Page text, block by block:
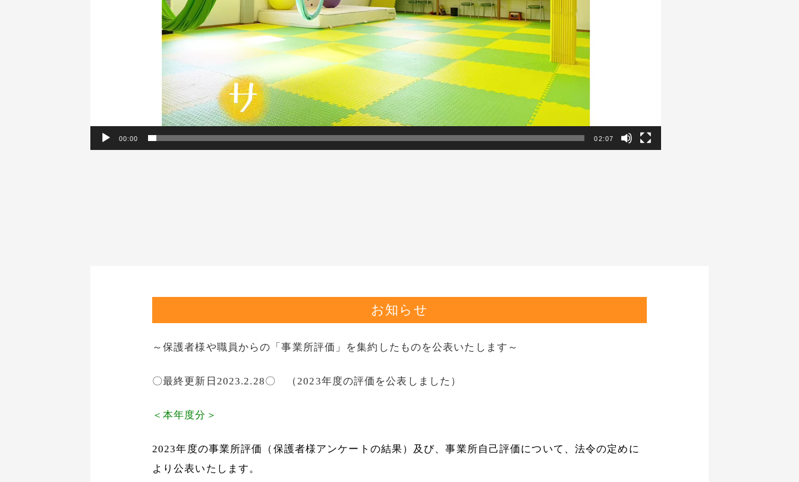
00:00 02:07
お知らせ
～保護者様や職員からの「事業所評価」を集約したものを公表いたします～
〇最終更新日2023.2.28〇 （2023年度の評価を公表しました）
＜本年度分＞
2023年度の事業所評価（保護者様アンケートの結果）及び、事業所自己評価について、法令の定めに
より公表いたします。